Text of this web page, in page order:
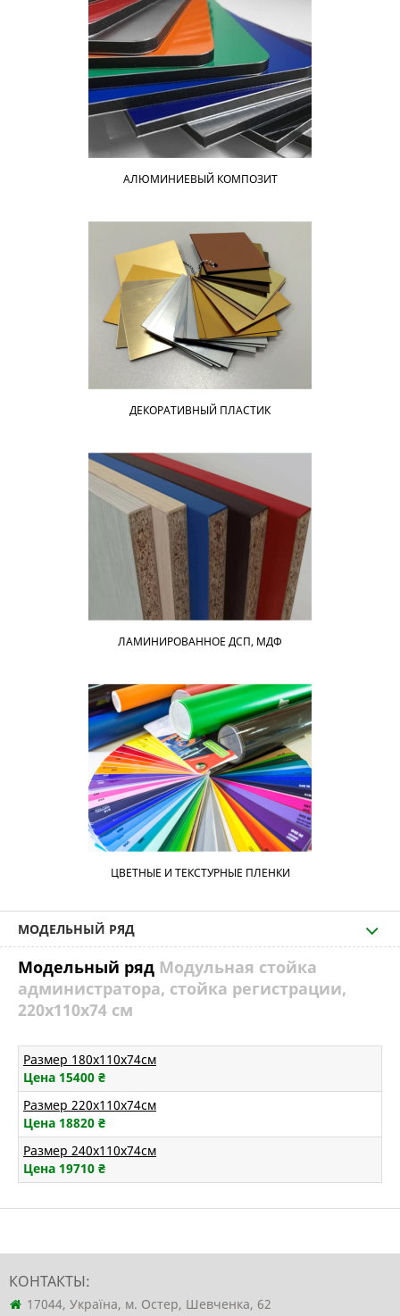
АЛЮМИНИЕВЫЙ КОМПОЗИТ
ДЕКОРАТИВНЫЙ ПЛАСТИК
ЛАМИНИРОВАННОЕ ДСП, МДФ
ЦВЕТНЫЕ И ТЕКСТУРНЫЕ ПЛЕНКИ
МОДЕЛЬНЫЙ РЯД
Модельный ряд Модульная стойка
администратора, стойка регистрации,
220х110х74 см
Размер 180х110х74см
Цена 15400 ₴
Размер 220х110х74см
Цена 18820 ₴
Размер 240х110х74см
Цена 19710 ₴
КОНТАКТЫ:
17044, Україна, м. Остер, Шевченка, 62